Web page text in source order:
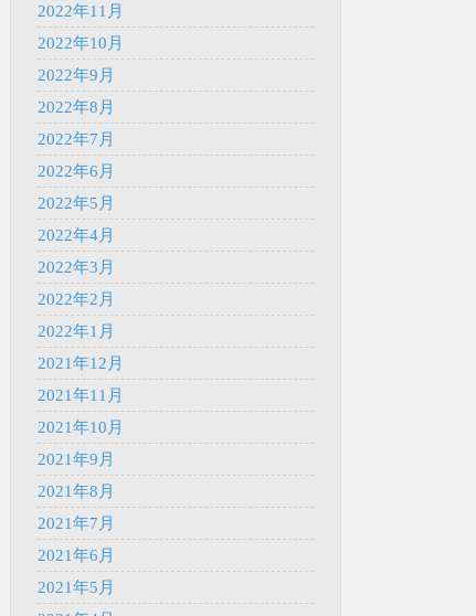
2022年11月
2022年10月
2022年9月
2022年8月
2022年7月
2022年6月
2022年5月
2022年4月
2022年3月
2022年2月
2022年1月
2021年12月
2021年11月
2021年10月
2021年9月
2021年8月
2021年7月
2021年6月
2021年5月